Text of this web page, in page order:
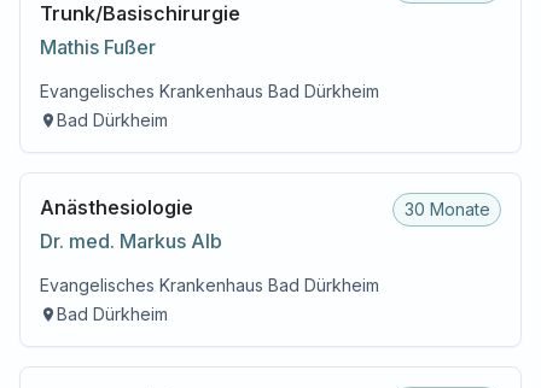
Trunk/Basischirurgie
Mathis Fußer
Evangelisches Krankenhaus Bad Dürkheim
Bad Dürkheim
Anästhesiologie
Dr. med. Markus Alb
30 Monate
Evangelisches Krankenhaus Bad Dürkheim
Bad Dürkheim